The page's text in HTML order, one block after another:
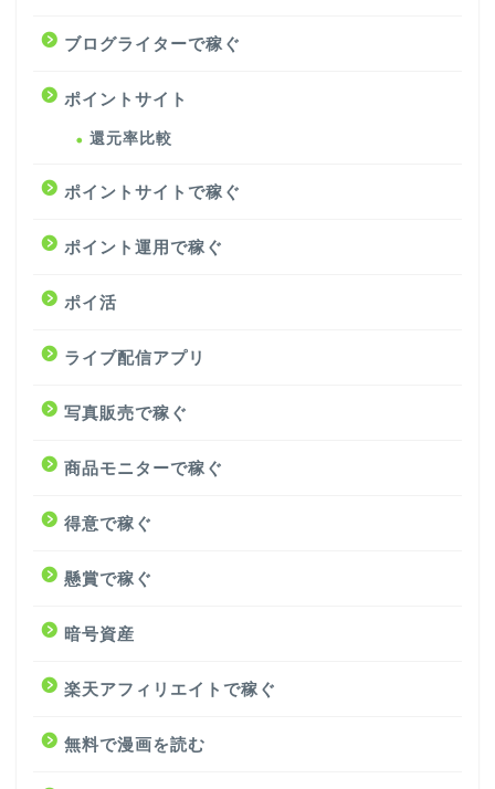
ブログライターで稼ぐ
ポイントサイト
還元率比較
ポイントサイトで稼ぐ
ポイント運用で稼ぐ
ポイ活
ライブ配信アプリ
写真販売で稼ぐ
商品モニターで稼ぐ
得意で稼ぐ
懸賞で稼ぐ
暗号資産
楽天アフィリエイトで稼ぐ
無料で漫画を読む